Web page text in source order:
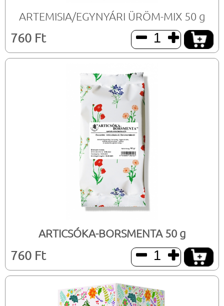
ARTEMISIA/EGYNYÁRI ÜRÖM-MIX 50 g
760 Ft  
ARTICSÓKA-BORSMENTA 50 g
760 Ft  